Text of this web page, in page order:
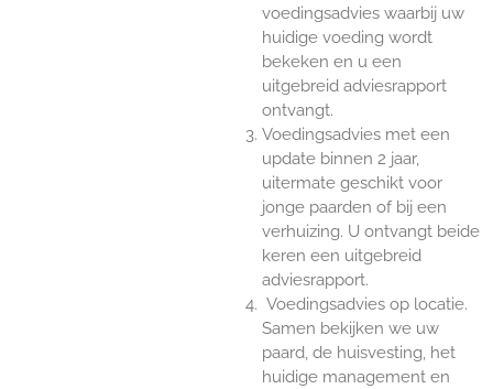
voedingsadvies waarbij uw
huidige voeding wordt
bekeken en u een
uitgebreid adviesrapport
ontvangt.
Voedingsadvies met een
update binnen 2 jaar,
uitermate geschikt voor
jonge paarden of bij een
verhuizing. U ontvangt beide
keren een uitgebreid
adviesrapport.
Voedingsadvies op locatie.
Samen bekijken we uw
paard, de huisvesting, het
huidige management en